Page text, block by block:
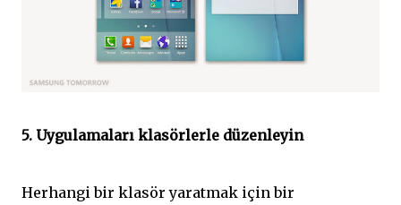
5. Uygulamaları klasörlerle düzenleyin
Herhangi bir klasör yaratmak için bir